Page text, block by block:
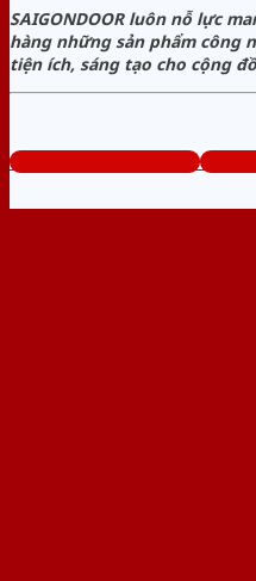
SAIGONDOOR luôn nỗ lực
hàng những sản phẩm công
tiện ích, sáng tạo cho cộng
www.sieuthicuanhua.net Tổng